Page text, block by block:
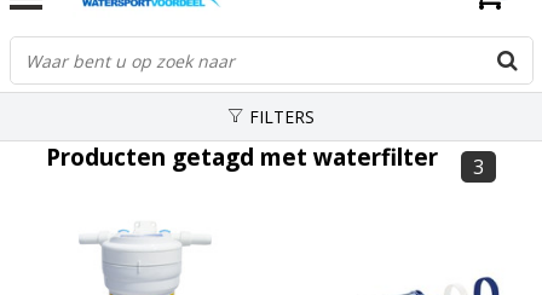
BINNEN 1-3 WERKDAGEN ANTWOORD
FILTERS
Producten getagd met waterfilter 3